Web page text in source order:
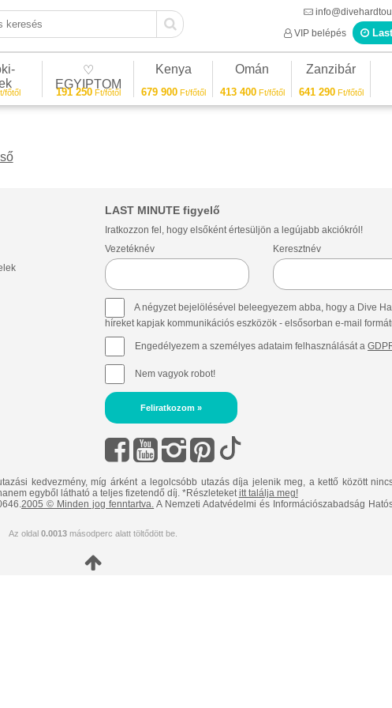
VIP belépés
főtől
♡
EGYIPTOM
191 250Ft/főtől
Kenya
679 900Ft/főtől
Omán
413 400Ft/főtől
Zanzibár
641 290Ft/főtől
LAST MINUTE figyelő
Iratkozzon fel, hogy elsőként értesüljön a legújabb akciókról!
Vezetéknév
Keresztnév
A négyzet bejelölésével beleegyezem abba, hogy a Dive
híreket kapjak kommunikációs eszközök - elsősorban e-mail
Engedélyezem a személyes adataim felhasználását a
Nem vagyok robot!
Feliratkozom »
kedvezmény, míg árként a legolcsóbb utazás díja jelenik meg, a kettő között
egyből látható a teljes fizetendő díj. *Részleteketitt találja meg!
2005 © Minden jog fenntartva. A Nemzeti Adatvédelmi és Információszabadság
Az oldal 0.0013másodperc alatt töltődött be.